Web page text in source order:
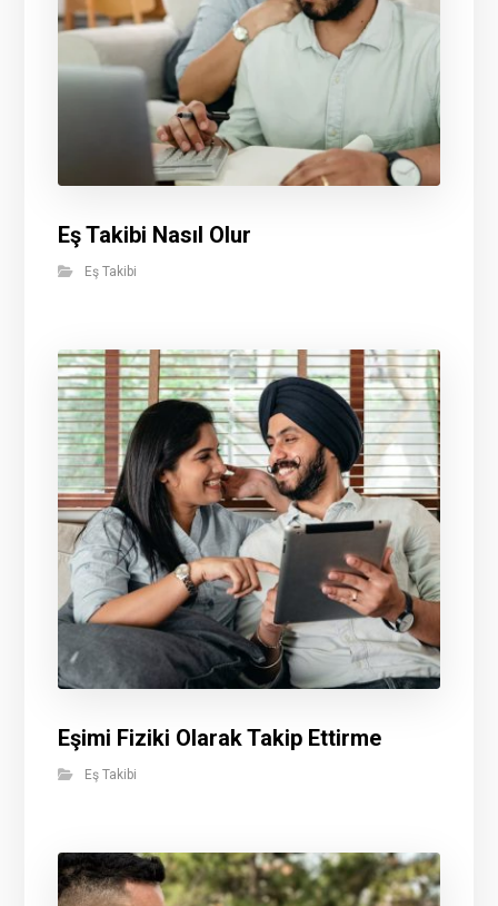
Eş Takibi Nasıl Olur
Eş Takibi
Eşimi Fiziki Olarak Takip Ettirme
Eş Takibi